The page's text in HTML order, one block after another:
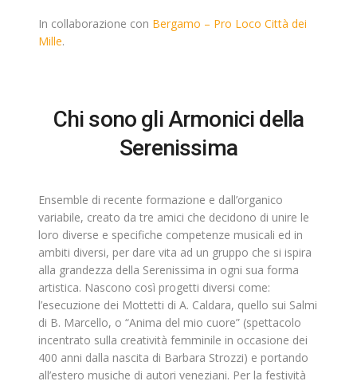
In collaborazione con Bergamo – Pro Loco Città dei
Mille.
Chi sono gli Armonici della
Serenissima
Ensemble di recente formazione e dall’organico
variabile, creato da tre amici che decidono di unire le
loro diverse e specifiche competenze musicali ed in
ambiti diversi, per dare vita ad un gruppo che si ispira
alla grandezza della Serenissima in ogni sua forma
artistica. Nascono così progetti diversi come:
l’esecuzione dei Mottetti di A. Caldara, quello sui Salmi
di B. Marcello, o “Anima del mio cuore” (spettacolo
incentrato sulla creatività femminile in occasione dei
400 anni dalla nascita di Barbara Strozzi) e portando
all’estero musiche di autori veneziani. Per la festività